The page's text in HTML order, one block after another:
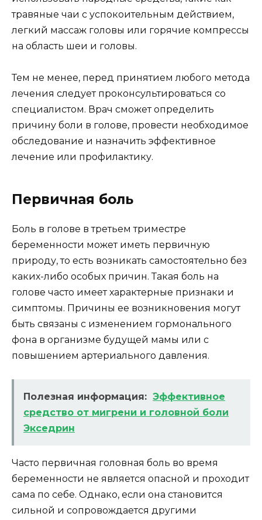
травяные чаи с успокоительным действием,
легкий массаж головы или горячие компрессы
на область шеи и головы.
Тем не менее, перед принятием любого метода
лечения следует проконсультироваться со
специалистом. Врач сможет определить
причину боли в голове, провести необходимое
обследование и назначить эффективное
лечение или профилактику.
Первичная боль
Боль в голове в третьем триместре
беременности может иметь первичную
природу, то есть возникать самостоятельно без
каких-либо особых причин. Такая боль на
голове часто имеет характерные признаки и
симптомы. Причины ее возникновения могут
быть связаны с изменением гормонального
фона в организме будущей мамы или с
повышением артериального давления.
Полезная информация: Эффективное
средство от мигрени и головной боли
Экседрин
Часто первичная головная боль во время
беременности не является опасной и проходит
сама по себе. Однако, если она становится
сильной и сопровождается другими